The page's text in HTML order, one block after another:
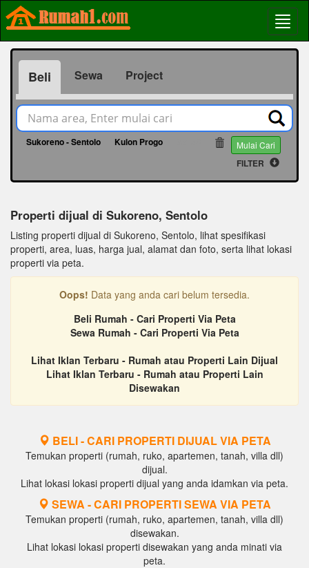
Beli Sewa Project
Sukoreno - Sentolo Kulon Progo Mulai Cari
FILTER
Properti dijual di Sukoreno, Sentolo
Listing properti dijual di Sukoreno, Sentolo, lihat spesifikasi
properti, area, luas, harga jual, alamat dan foto, serta lihat lokasi
properti via peta.
Oops! Data yang anda cari belum tersedia.
Beli Rumah - Cari Properti Via Peta
Sewa Rumah - Cari Properti Via Peta
Lihat Iklan Terbaru - Rumah atau Properti Lain Dijual
Lihat Iklan Terbaru - Rumah atau Properti Lain
Disewakan
BELI - CARI PROPERTI DIJUAL VIA PETA
Temukan properti (rumah, ruko, apartemen, tanah, villa dll)
dijual.
Lihat lokasi lokasi properti dijual yang anda idamkan via peta.
SEWA - CARI PROPERTI SEWA VIA PETA
Temukan properti (rumah, ruko, apartemen, tanah, villa dll)
disewakan.
Lihat lokasi lokasi properti disewakan yang anda minati via
peta.